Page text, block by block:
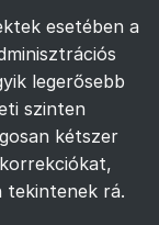
esetében a
legerősebb
szinten
kétszer
tekintenek rá.